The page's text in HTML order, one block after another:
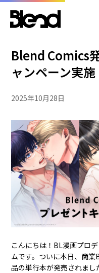
Blend Comics
ャンペーン実施
2025年10月28日
こんにちは！BL漫画プロ
ムです。ついに本日、商
品の単行本が発売されまし